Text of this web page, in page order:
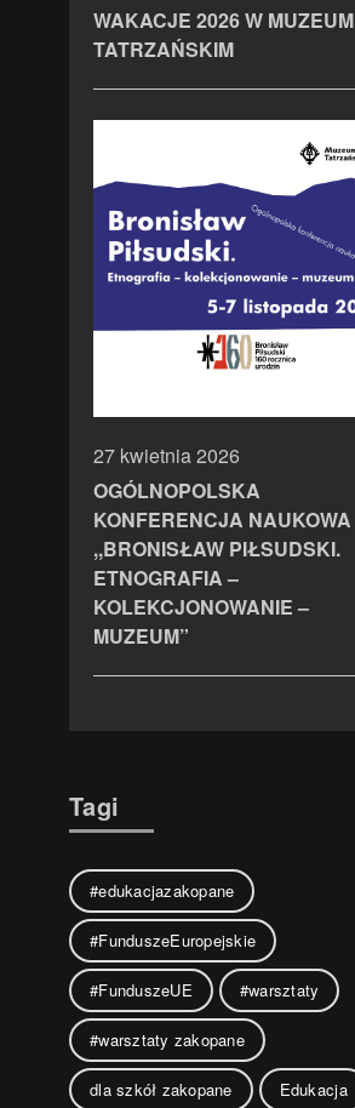
WAKACJE 2026 W MUZEUM
TATRZAŃSKIM
27 kwietnia 2026
OGÓLNOPOLSKA
KONFERENCJA NAUKOWA
,,BRONISŁAW PIŁSUDSKI.
ETNOGRAFIA –
KOLEKCJONOWANIE –
MUZEUM”
Tagi
#edukacjazakopane
#FunduszeEuropejskie
#FunduszeUE #warsztaty
#warsztaty zakopane
dla szkół zakopane Edukacja